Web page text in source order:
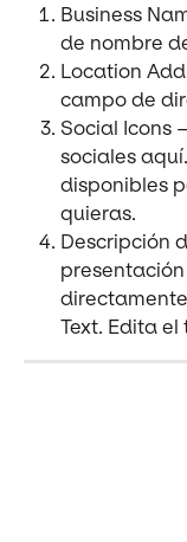
Business
de nombre
Location
campo de
Social Icons
sociales
disponibles
quieras.
Descripción
Text. Edita